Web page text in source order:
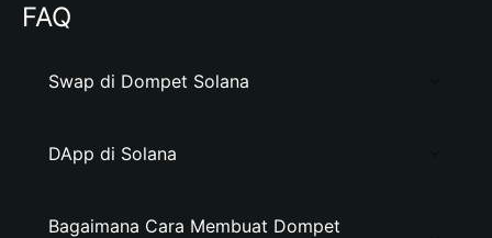
FAQ
Swap di Dompet Solana
DApp di Solana
Bagaimana Cara Membuat Dompet